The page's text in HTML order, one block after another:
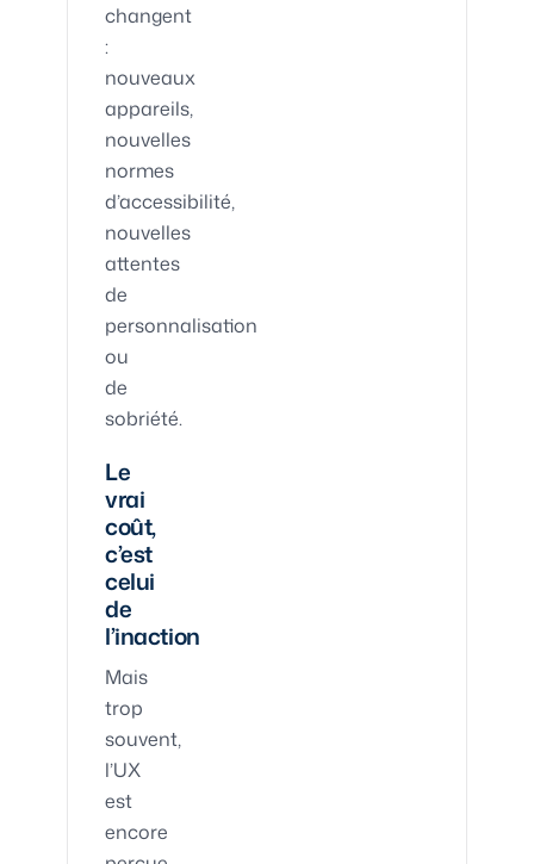
changent
:
nouveaux
appareils,
nouvelles
normes
d’accessibilité,
nouvelles
attentes
de
personnalisation
ou
de
sobriété.
Le
vrai
coût,
c’est
celui
de
l’inaction
Mais
trop
souvent,
l’UX
est
encore